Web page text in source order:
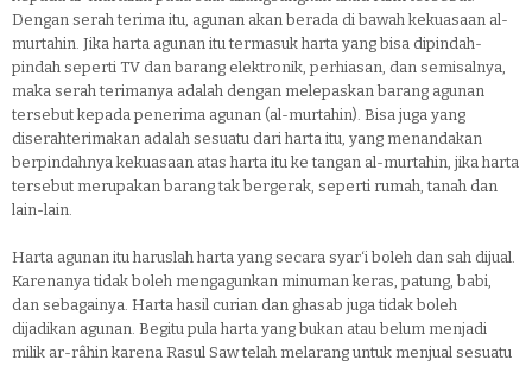
Dengan serah terima itu, agunan akan berada di bawah kekuasaan al-
murtahin. Jika harta agunan itu termasuk harta yang bisa dipindah-
pindah seperti TV dan barang elektronik, perhiasan, dan semisalnya,
maka serah terimanya adalah dengan melepaskan barang agunan
tersebut kepada penerima agunan (al-murtahin). Bisa juga yang
diserahterimakan adalah sesuatu dari harta itu, yang menandakan
berpindahnya kekuasaan atas harta itu ke tangan al-murtahin, jika harta
tersebut merupakan barang tak bergerak, seperti rumah, tanah dan
lain-lain.
Harta agunan itu haruslah harta yang secara syar‘i boleh dan sah dijual.
Karenanya tidak boleh mengagunkan minuman keras, patung, babi,
dan sebagainya. Harta hasil curian dan ghasab juga tidak boleh
dijadikan agunan. Begitu pula harta yang bukan atau belum menjadi
milik ar-râhin karena Rasul Saw telah melarang untuk menjual sesuatu